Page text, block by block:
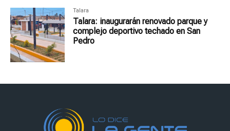
Talara
Talara: inaugurarán renovado parque y
complejo deportivo techado en San
Pedro